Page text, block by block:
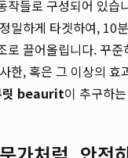
작들로 구성되어 있습
밀하게 타겟하여, 10
로 끌어올립니다. 꾸
한, 혹은 그 이상의 효
릿 beaurit이 추구하